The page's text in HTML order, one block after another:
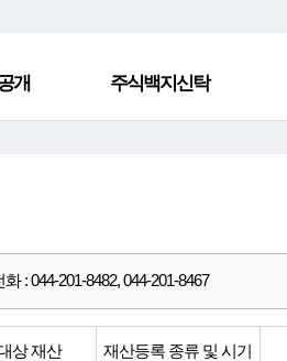
개 주식백지신탁
: 044-201-8482, 044-201-8467
상 재산 재산등록 종류 및 시기